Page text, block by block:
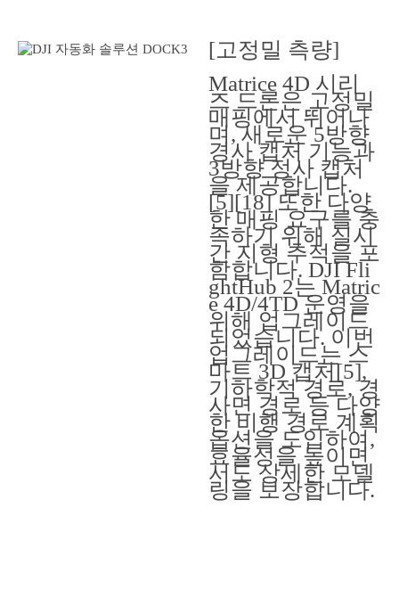
[고정밀 측량]
Matrice 4D 시리
즈 드론은 고정밀
매핑에서 뛰어나
며, 새로운 5방향
경사 캡처 기능과
3방향 정사 캡처
을 제공합니다.
[5][18] 또한 다양
한 매핑 요구를 충
족하기 위해 실시
간 지형 추적을 포
함합니다. DJI Fli
ghtHub 2는 Matric
e 4D/4TD 운영을
위해 업그레이드
되었습니다. 이번
업그레이드는 스
마트 3D 캡처[5],
기하학적 경로, 경
사면 경로 등 다양
한 비행 경로 계획
옵션을 도입하여,
효율성을 높이면
서도 상세한 모델
링을 보장합니다.